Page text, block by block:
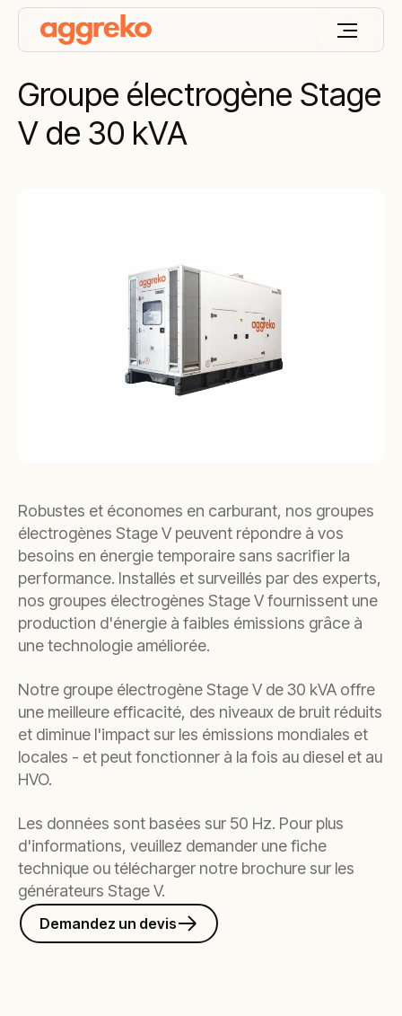
Groupe électrogène Stage
V de 30 kVA
Robustes et économes en carburant, nos groupes
électrogènes Stage V peuvent répondre à vos
besoins en énergie temporaire sans sacrifier la
performance. Installés et surveillés par des experts,
nos groupes électrogènes Stage V fournissent une
production d'énergie à faibles émissions grâce à
une technologie améliorée.
Notre groupe électrogène Stage V de 30 kVA offre
une meilleure efficacité, des niveaux de bruit réduits
et diminue l'impact sur les émissions mondiales et
locales - et peut fonctionner à la fois au diesel et au
HVO.
Les données sont basées sur 50 Hz. Pour plus
d'informations, veuillez demander une fiche
technique ou télécharger notre brochure sur les
générateurs Stage V.
Demandez un devis